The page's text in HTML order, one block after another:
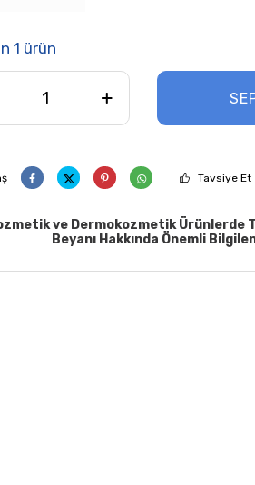
1 ürün
Tavsiye Et
ve Dermokozmetik Ürünlerde
Beyanı Hakkında Önemli